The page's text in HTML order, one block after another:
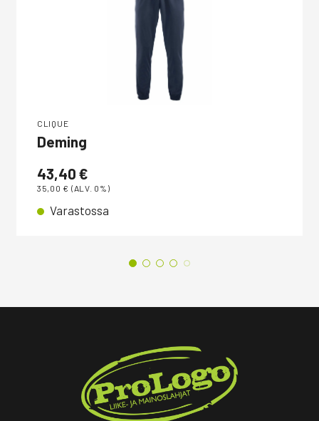
CLIQUE
Deming
43,40 €
35,00 € (ALV. 0%)
Varastossa